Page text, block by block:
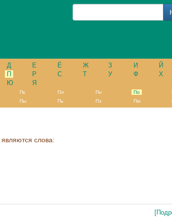
Д Е Ё Ж З И Й
П Р С Т У Ф Х
Ю Я
Пк Пл Пн По
Пы Пь Пэ Пю
являются слова: